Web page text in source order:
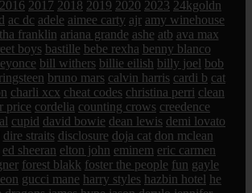
2016 2017 2018 2019 2020 2023 24kgoldn
ac dc adele aimee carty ajr amy winehouse
franklin ariana grande ashe atb ava max
boys bastille bebe rexha benny blanco
bill withers billie eilish billy joel bob
bruno mars calvin harris cardi b cat
charli xcx cheat codes christina perri clean
price cordelia counting crows creedence
cupid david bowie dean lewis demi lovato
dire straits disclosure doja cat don mclean
ed sheeran elton john eminem eric carmen
forest blakk foster the people fun gayle
gucci mane harry styles hazbin hotel he